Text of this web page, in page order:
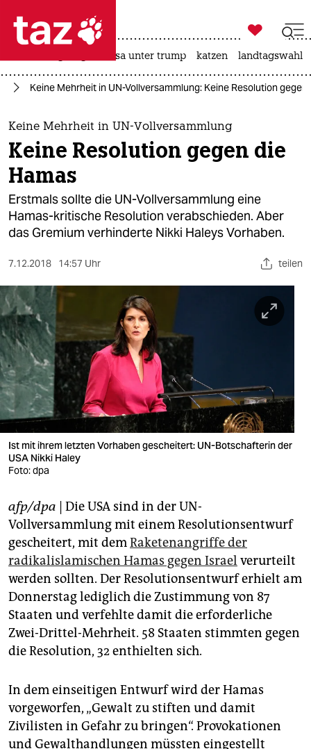
 taz zahl ich
taz zahl ich
themen
politik
öko
gesellschaft
sport
berlin
nord
wahrheit
verlag
verlag
veranstaltungen
fragen & hilfe
unterstützen
genossenschaft
epaper login

taz zahl ich
usa unter trump katzen landtagswahl
Keine Mehrheit in UN-Vollversammlung: Keine Resolution gegen
Keine Mehrheit in UN-Vollversammlung
Keine Resolution gegen die
Hamas
Erstmals sollte die UN-Vollversammlung eine
Hamas-kritische Resolution verabschieden. Aber
das Gremium verhinderte Nikki Haleys Vorhaben.
7.12.2018 14:57 Uhr teilen
Ist mit ihrem letzten Vorhaben gescheitert: UN-Botschafterin der
USA Nikki Haley
Foto: dpa
afp/dpa | Die USA sind in der UN-
Vollversammlung mit einem Resolutionsentwurf
gescheitert, mit demRaketenangriffe der
radikalislamischen Hamas gegen Israel verurteilt
werden sollten. Der Resolutionsentwurf erhielt am
Donnerstag lediglich die Zustimmung von 87
Staaten und verfehlte damit die erforderliche
Zwei-Drittel-Mehrheit. 58 Staaten stimmten gegen
die Resolution, 32 enthielten sich.
In dem einseitigen Entwurf wird der Hamas
vorgeworfen, „Gewalt zu stiften und damit
Zivilisten in Gefahr zu bringen“. Provokationen
und Gewalthandlungen müssten eingestellt